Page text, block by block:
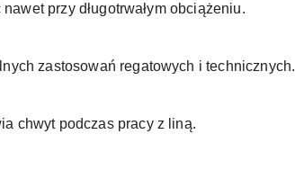
przy długotrwałym obciążeniu.
zastosowań regatowych i technicznych.
chwyt podczas pracy z liną.